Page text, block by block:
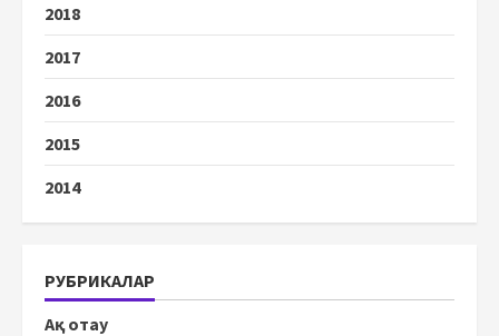
2018
2017
2016
2015
2014
РУБРИКАЛАР
Ақ отау